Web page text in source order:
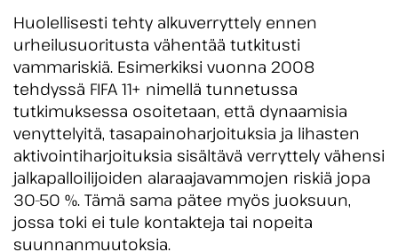
Huolellisesti tehty alkuverryttely ennen
urheilusuoritusta vähentää tutkitusti
vammariskiä. Esimerkiksi vuonna 2008
tehdyssä FIFA 11+ nimellä tunnetussa
tutkimuksessa osoitetaan, että dynaamisia
venyttelyitä, tasapainoharjoituksia ja lihasten
aktivointiharjoituksia sisältävä verryttely vähensi
jalkapalloilijoiden alaraajavammojen riskiä jopa
30-50 %. Tämä sama pätee myös juoksuun,
jossa toki ei tule kontakteja tai nopeita
suunnanmuutoksia.